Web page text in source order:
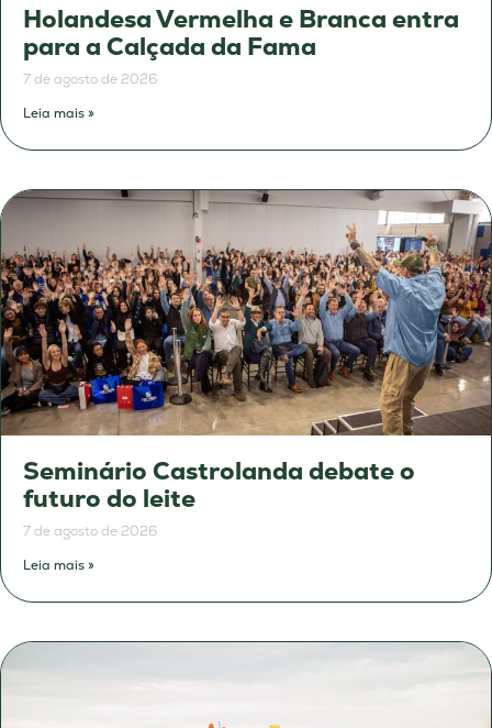
Holandesa Vermelha e Branca entra
para a Calçada da Fama
7 de agosto de 2026
Leia mais »
Seminário Castrolanda debate o
futuro do leite
7 de agosto de 2026
Leia mais »